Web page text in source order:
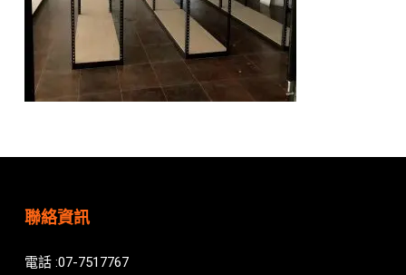
聯絡資訊
電話 :07-7517767